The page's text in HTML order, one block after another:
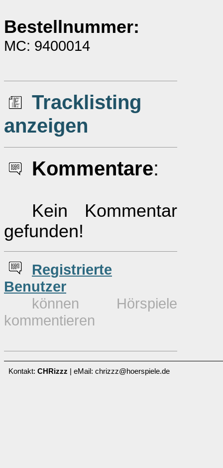
Bestellnummer:
MC: 9400014
Tracklisting
anzeigen
Kommentare:
Kein Kommentar
gefunden!
Registrierte
Benutzer
können Hörspiele
kommentieren
Kontakt: CHRizzz | eMail: chrizzz@hoerspiele.de